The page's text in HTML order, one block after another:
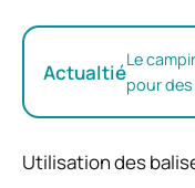
ActualtiéLe
pour
Utilisation des